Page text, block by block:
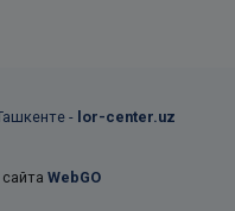
- lor-center.uz
WebGO